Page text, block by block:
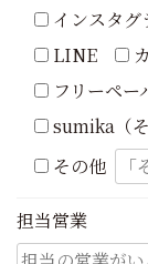
インスタグ
LINE
フリーペー
sumika（
その他
担当営業